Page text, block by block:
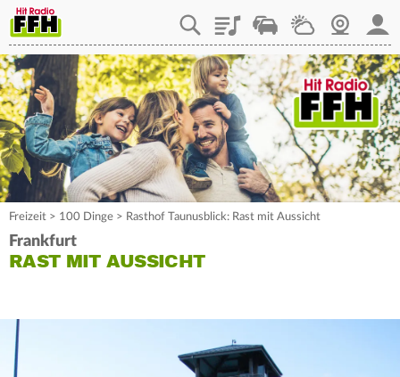
PlaylistStaupilotWetterWebcam
Freizeit > 100 Dinge > Rasthof Taunusblick: Rast mit Aussicht
Frankfurt
RAST MIT AUSSICHT